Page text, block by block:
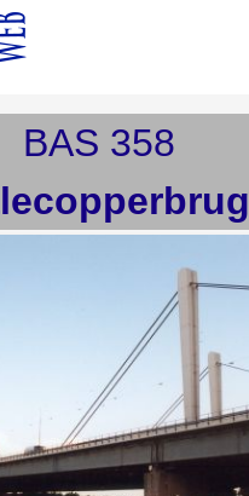
BAS 358